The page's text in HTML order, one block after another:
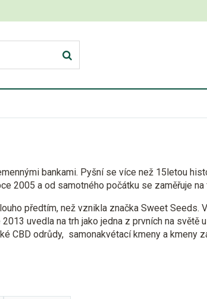
bankami. Pyšní se více než 15letou
2005 a od samotného počátku se zaměřuje na
předtím, než vznikla značka Sweet Seeds.
uvedla na trh jako jedna z prvních na světě
CBD odrůdy, samonakvétací kmeny a kmeny